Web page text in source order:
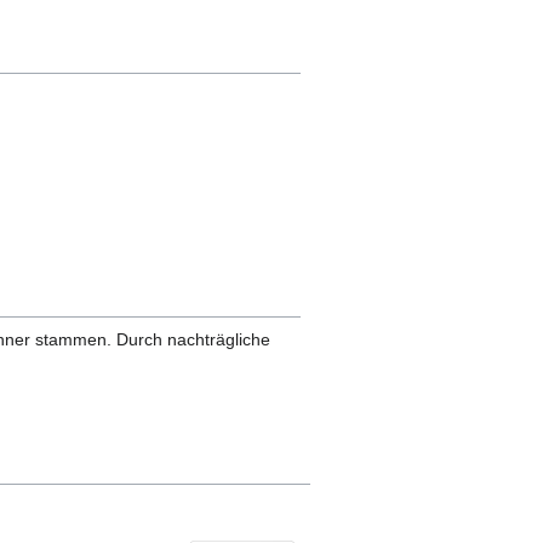
stammen. Durch nachträgliche